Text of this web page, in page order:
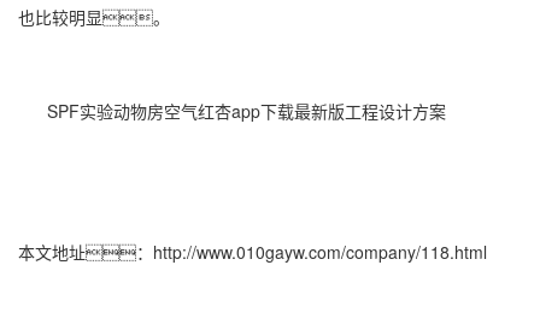
也比较明显。
SPF实验动物房空气红杏app下载最新版工程设计方案
本文地址： http://www.010gayw.com/company/118.html